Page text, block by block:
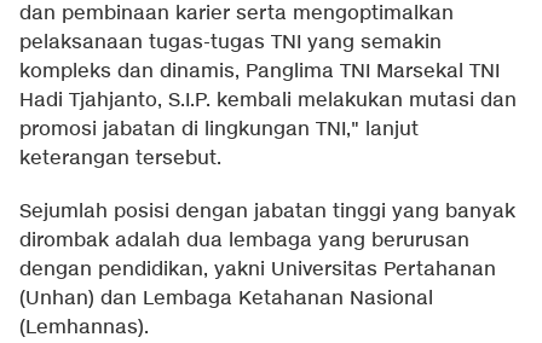
dan pembinaan karier serta mengoptimalkan
pelaksanaan tugas-tugas TNI yang semakin
kompleks dan dinamis, Panglima TNI Marsekal TNI
Hadi Tjahjanto, S.I.P. kembali melakukan mutasi dan
promosi jabatan di lingkungan TNI," lanjut
keterangan tersebut.
Sejumlah posisi dengan jabatan tinggi yang banyak
dirombak adalah dua lembaga yang berurusan
dengan pendidikan, yakni Universitas Pertahanan
(Unhan) dan Lembaga Ketahanan Nasional
(Lemhannas).